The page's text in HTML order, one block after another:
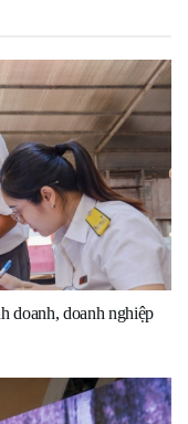
doanh, doanh nghiệp